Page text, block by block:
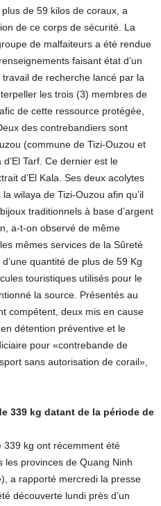
de 59 kilos de coraux, a
de ce corps de sécurité. La
de malfaiteurs a été rendue
faisant état d’un
de recherche lancé par la
les trois (3) membres de
de cette ressource protégée,
des contrebandiers sont
(commune de Tizi-Ouzou et
Tarf. Ce dernier est le
d’El Kala. Ses deux acolytes
wilaya de Tizi-Ouzou afin qu’il
traditionnels à base d’argent
a-t-on observé de même
mêmes services de la Sûreté
quantité de plus de 59 Kg
touristiques utilisés pour le
la source. Présentés au
compétent, deux mis en cause
détention préventive et le
pour «contrebande de
sans autorisation de corail»,
339 kg datant de la période de
339 kg ont récemment été
les provinces de Quang Ninh
a rapporté mercredi la presse
découverte lundi près d’un